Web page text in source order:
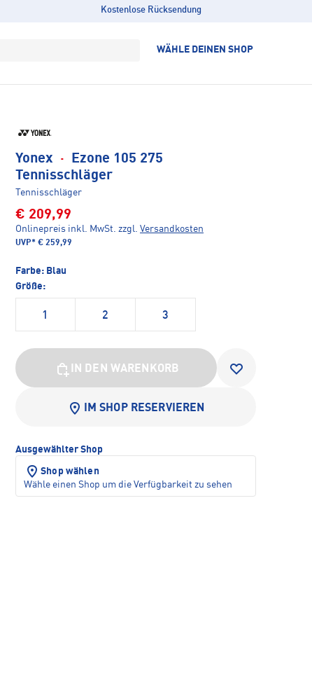
Kostenlose Rücksendung
WÄHLE DEINEN SHOP
Yonex ·
Ezone 105 275
Tennisschläger
Tennisschläger
€ 209,99
Onlinepreis inkl. MwSt. zzgl. Versandkosten
UVP* € 259,99
Farbe: Blau
Größe:
1 2 3
IN DEN WARENKORB
IM SHOP RESERVIEREN
Ausgewählter Shop
Shop wählen
Wähle einen Shop um die Verfügbarkeit zu sehen